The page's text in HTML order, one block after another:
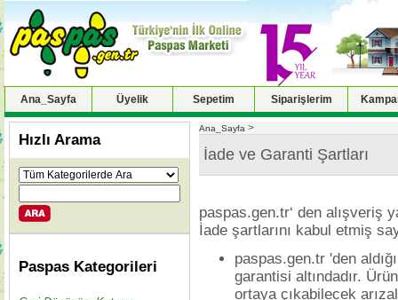
Ana_Sayfa Üyelik Sepetim Siparişlerim
Hızlı Arama
Paspas Kategorileri
Ana_Sayfa >
İade ve Garanti Şartları
paspas.gen.tr‘ den alışveriş
İade şartlarını kabul etmiş
paspas.gen.tr 'den
garantisi altındadır.
ortaya çıkabilecek